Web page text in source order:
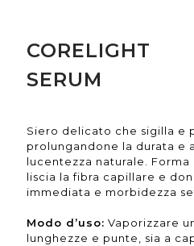
CORELIGHT
SERUM
Siero delicato che sigilla e
prolungandone la durata e
lucentezza naturale.
liscia la fibra capillare e
immediata e morbidezza
Modo d’uso: Vaporizzare
lunghezze e punte, sia a